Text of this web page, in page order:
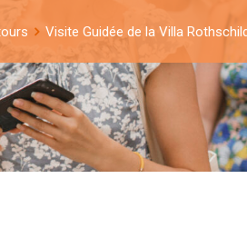
Visite Guidée de la Villa